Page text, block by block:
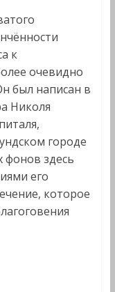
к
очевидно
был написан в
Николя
городе
фонов здесь
его
которое